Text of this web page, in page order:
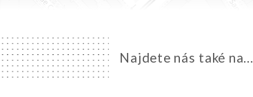
Najdete nás také na...